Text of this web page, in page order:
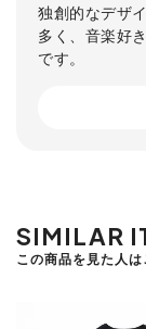
独創的なデザ
多く、音楽好
です。
SIMILAR
この商品を見た人